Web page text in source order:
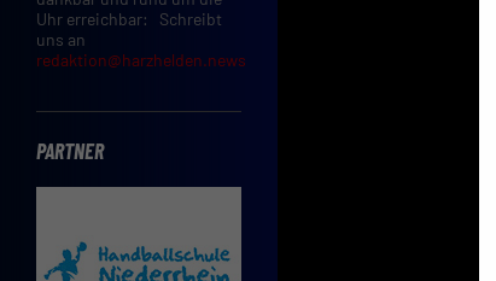
Uhr erreichbar: Schreibt
uns an
redaktion@harzhelden.news
PARTNER